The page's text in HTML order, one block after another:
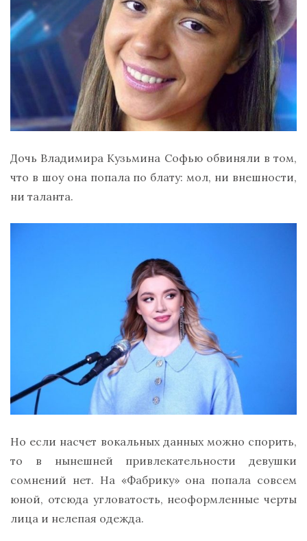
Дочь Владимира Кузьмина Софью обвиняли в том,
что в шоу она попала по блату: мол, ни внешности,
ни таланта.
Но если насчет вокальных данных можно спорить,
то в нынешней привлекательности девушки
сомнений нет. На «Фабрику» она попала совсем
юной, отсюда угловатость, неоформленные черты
лица и нелепая одежда.